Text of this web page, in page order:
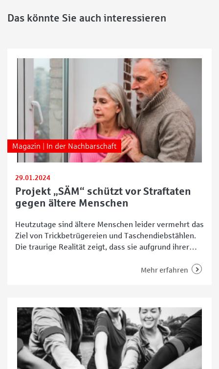
Das könnte Sie auch interessieren
Magazin | In der Nachbarschaft
29.01.2024
Projekt „SÄM“ schützt vor Straftaten
gegen ältere Menschen
Heutzutage sind ältere Menschen leider vermehrt das
Ziel von Trickbetrügereien und Taschendiebstählen.
Die traurige Realität zeigt, dass sie aufgrund ihrer
werden. Im Rahmen des „SÄM – Schutz vor Straftaten
Mitbürger zu
Mehr erfahren